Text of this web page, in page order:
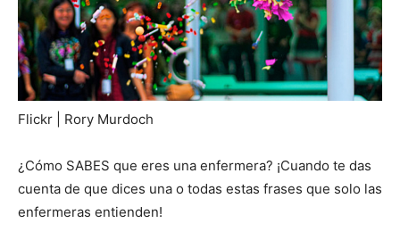
Flickr | Rory Murdoch
¿Cómo SABES que eres una enfermera? ¡Cuando te das
cuenta de que dices una o todas estas frases que solo las
enfermeras entienden!